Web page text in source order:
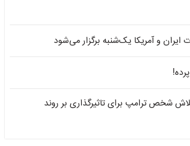
و آمریکا یک‌شنبه برگزار می‌شود
شخص ترامپ برای تاثیرگذاری بر روند